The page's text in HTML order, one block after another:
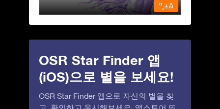
º¸±â
OSR Star Finder 앱
(iOS)으로 별을 보세요!
OSR Star Finder 앱으로 자신의 별을 찾